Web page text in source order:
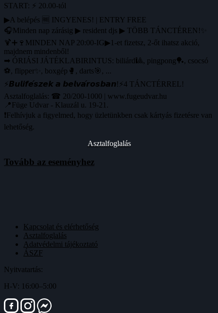
START: ⚡ 20.00-tól
▶A belépés 🆓 INGYENES! | ENTRY FREE
🎧Minden nap zárásig ▶ resident djs ▶ TÖBB TÁNCTÉREN!✨
🍹➕🍷MINDEN NAP 20:00-IG▶1-et fizetsz, 2-őt ihatsz akció,
majdnem mindenből!
➡ ÓRIÁSI JÁTÉKLABIRINTUS: biliárd🎱, pingpong🏓, csocsó
⚽️, flipper✨, boxgép🥊, darts🎯, ...
⚡️𝘽𝙪𝙡𝙞𝙛𝙚́𝙨𝙯𝙚𝙠 𝙖 𝙗𝙚𝙡𝙫𝙖́𝙧𝙤𝙨𝙗𝙖𝙣!⚡️4 TÁNCTÉRREL!
Asztalfoglalás: ☎ 20/200-1000 | www.fugeudvar.hu
📍Füge Udvar - Klauzál u. 19-21.
❗️Felhívjuk a figyelmed, hogy üzletünkben csak kártyás fizetésre van
lehetőség.
Asztalfoglalás
Tovább az eseményhez
Kapcsolat és elérhetőség
Asztalfoglalás
Adatvédelmi tájékoztató
ÁSZF
Nyitvatartás:
H-V: 16:00–5:00